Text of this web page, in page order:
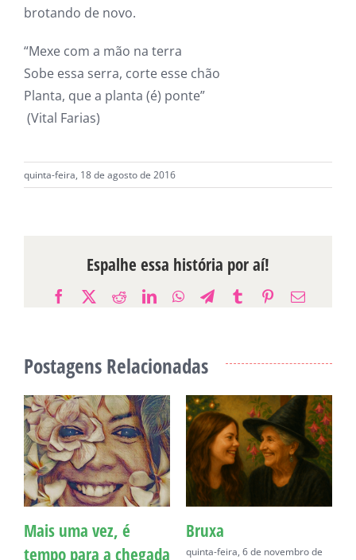
brotando de novo.
“Mexe com a mão na terra
Sobe essa serra, corte esse chão
Planta, que a planta (é) ponte”
(Vital Farias)
quinta-feira, 18 de agosto de 2016
Espalhe essa história por aí!
Facebook
X RedditLinkedInWhatsApp
Telegram
TumblrPinterest
E-
Postagens Relacionadas
Mais uma vez, é
tempo para a chegada
Bruxa
quinta-feira, 6 de novembro de